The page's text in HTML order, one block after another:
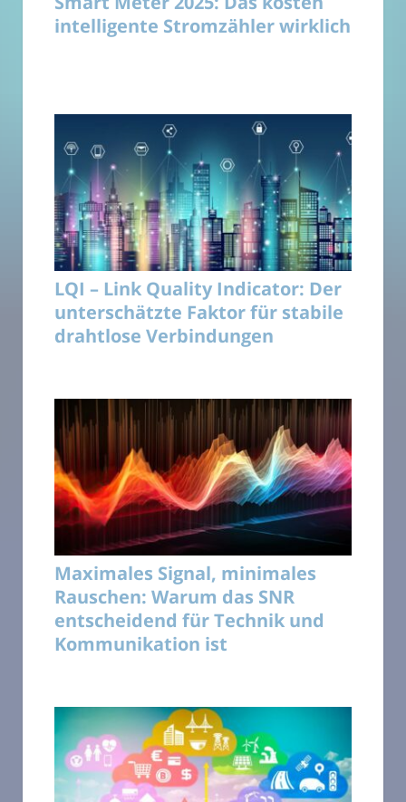
intelligente Stromzähler wirklich
LQI – Link Quality Indicator: Der
unterschätzte Faktor für stabile
drahtlose Verbindungen
Maximales Signal, minimales
Rauschen: Warum das SNR
entscheidend für Technik und
Kommunikation ist